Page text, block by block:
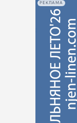
РЕКЛАМА